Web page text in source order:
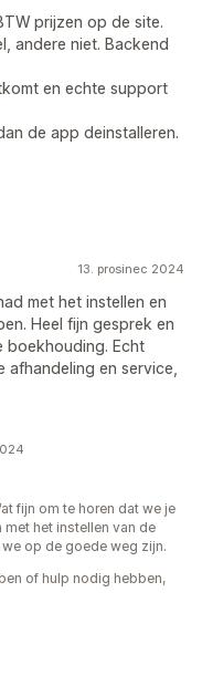
prijzen op de site.
andere niet. Backend
en echte support
de app deinstalleren.
13. prosinec 2024
met het instellen en
Heel fijn gesprek en
boekhouding. Echt
afhandeling en service,
fijn om te horen dat we je
met het instellen van de
op de goede weg zijn.
of hulp nodig hebben,